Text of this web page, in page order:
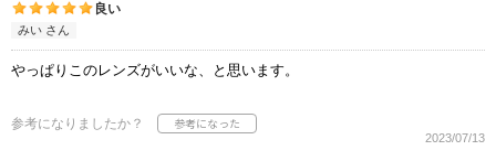
良い
みい さん
やっぱりこのレンズがいいな、と思います。
参考になりましたか？
2023/07/13